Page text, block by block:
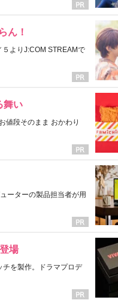
ん！
よりJ:COM STREAMで
舞い
値段そのまま おかわり
ーターの製品担当者が用
場
チを製作。ドラマプロデ